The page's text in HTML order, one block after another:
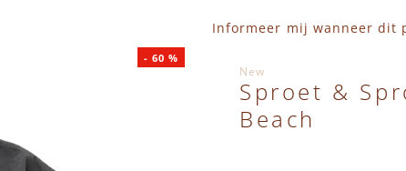
- 60 %
Informeer mij wanneer dit
New
Sproet &
Beach